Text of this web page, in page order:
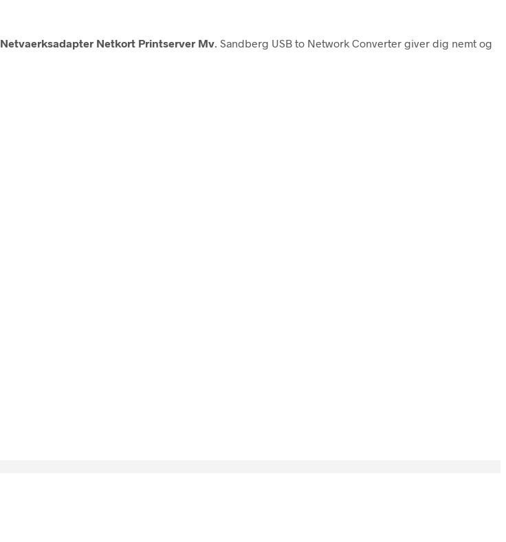
Netvaerksadapter Netkort Printserver Mv . Sandberg USB to Network Converter giver dig nemt og